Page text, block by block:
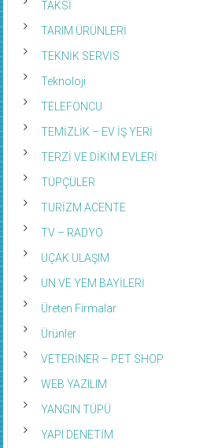
TAKSİ
TARIM ÜRÜNLERİ
TEKNİK SERVİS
Teknoloji
TELEFONCU
TEMİZLİK – EV İŞ YERİ
TERZİ VE DİKİM EVLERİ
TÜPÇÜLER
TURİZM ACENTE
TV – RADYO
UÇAK ULAŞIM
UN VE YEM BAYİLERİ
Üreten Firmalar
Ürünler
VETERİNER – PET SHOP
WEB YAZILIM
YANGIN TÜPÜ
YAPI DENETİM